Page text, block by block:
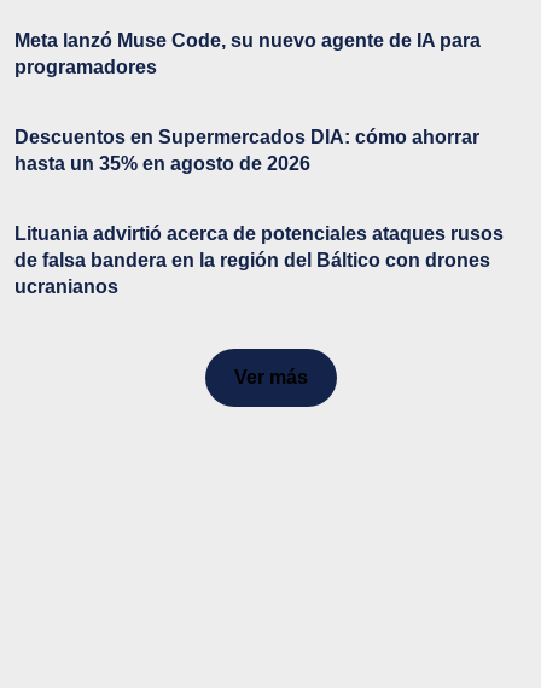
Meta lanzó Muse Code, su nuevo agente de IA para
programadores
Descuentos en Supermercados DIA: cómo ahorrar
hasta un 35% en agosto de 2026
Lituania advirtió acerca de potenciales ataques rusos
de falsa bandera en la región del Báltico con drones
ucranianos
Ver más